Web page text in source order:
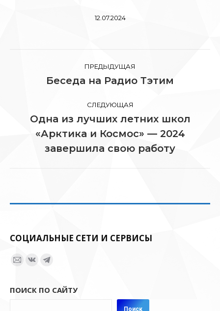
12.07.2024
НавигацияПРЕДЫДУЩАЯ
Предыдущая
Беседа на Радио Тэтим
СЛЕДУЮЩАЯ
Следующая
запись:
Одна из лучших летних школ
«Арктика и Космос» — 2024
завершила свою работу
СОЦИАЛЬНЫЕ СЕТИ И СЕРВИСЫ
Ищите нас:
Страница
открывается
Страница
открывается
Страница
открывается
ПОИСК ПО САЙТУ
Поиск